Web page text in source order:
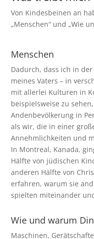
Von Kindesbeinen an
„Menschen“ und „Wie
Menschen
Dadurch, dass ich in
meines Vaters – in
mit allerlei Kulturen in
beispielsweise zu
Andenbevölkerung in
als wir, die in einer
Annehmlichkeiten und
In Montreal, Kanada,
Hälfte von jüdischen
anderen Hälfte von
erfahren, warum sie
spielten miteinander
Wie und warum
Maschinen,